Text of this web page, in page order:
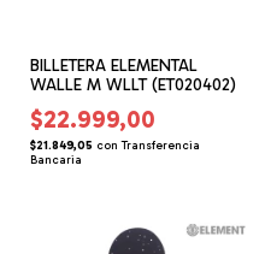
BILLETERA ELEMENTAL
WALLE M WLLT (ET020402)
$22.999,00
$21.849,05 con Transferencia
Bancaria